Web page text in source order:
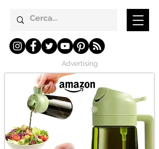
Advertising